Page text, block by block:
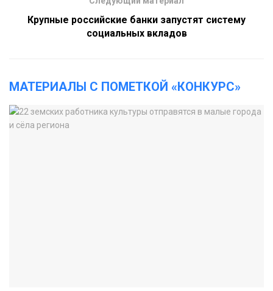
Крупные российские банки запустят систему
социальных вкладов
МАТЕРИАЛЫ С ПОМЕТКОЙ «КОНКУРС»